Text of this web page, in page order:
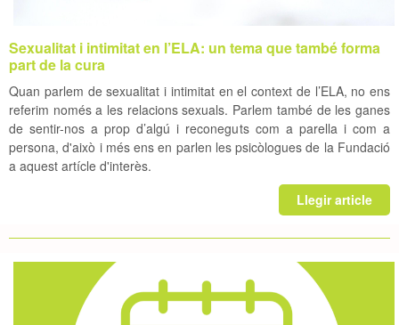
Sexualitat i intimitat en l’ELA: un tema que també forma
part de la cura
Quan parlem de sexualitat i intimitat en el context de l’ELA, no ens
referim només a les relacions sexuals. Parlem també de les ganes
de sentir-nos a prop d’algú i reconeguts com a parella i com a
persona, d'això i més ens en parlen les psicòlogues de la Fundació
a aquest artícle d'interès.
Llegir article